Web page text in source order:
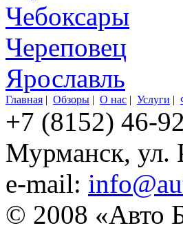
Чебоксары
Череповец
Ярославль
Главная | Обзоры | О нас | Услуги |
+7 (8152) 46-
Мурманск, ул.
e-mail:
© 2008 «Авто